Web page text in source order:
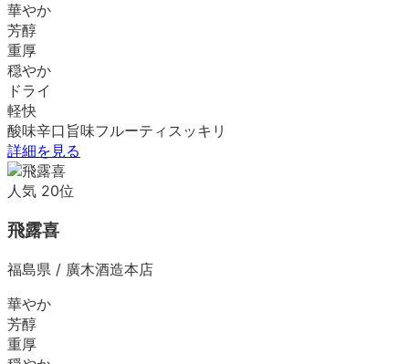
華やか
芳醇
重厚
穏やか
ドライ
軽快
酸味辛口 旨味フルーティ スッキリ
詳細を見る
人気 20位
飛露喜
福島県 / 廣木酒造本店
華やか
芳醇
重厚